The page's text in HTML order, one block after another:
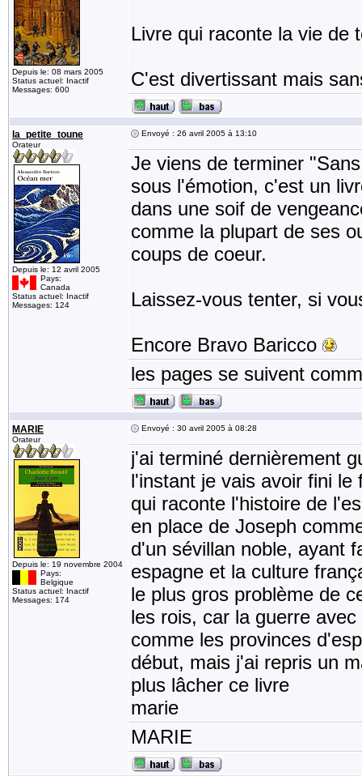
Depuis le: 08 mars 2005
Status actuel: Inactif
Messages: 600
Livre qui raconte la vie de
C'est divertissant mais
la_petite_toune
Orateur
Depuis le: 12 avril 2005
Pays:
Canada
Status actuel: Inactif
Messages: 124
Envoyé : 26 avril 2005 à 13:10
Je viens de terminer
sous l'émotion, c'est un
dans une soif de
comme la plupart de ses
coups de coeur.
Laissez-vous tenter, si
Encore Bravo Baricco
les pages se suivent
MARIE
Orateur
Depuis le: 19 novembre 2004
Pays:
Belgique
Status actuel: Inactif
Messages: 174
Envoyé : 30 avril 2005 à 08:28
j'ai terminé dernièrement
l'instant je vais avoir fini le
qui raconte l'histoire de
en place de Joseph
d'un sévillan noble, ayant
espagne et la culture
le plus gros problème de
les rois, car la guerre
comme les provinces
début, mais j'ai repris un
plus lâcher ce livre
marie
MARIE